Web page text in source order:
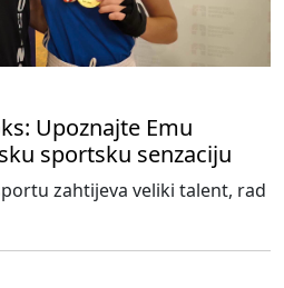
Upoznajte Emu
sportsku senzaciju
zahtijeva veliki talent, rad